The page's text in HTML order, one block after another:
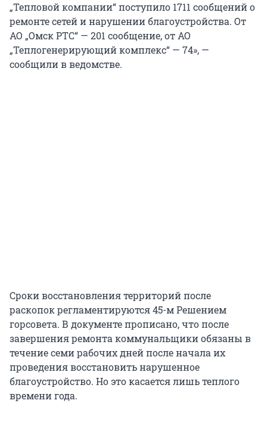
„Тепловой компании“ поступило 1711 сообщений о
ремонте сетей и нарушении благоустройства. От
АО „Омск РТС“ — 201 сообщение, от АО
„Теплогенерирующий комплекс“ — 74», —
сообщили в ведомстве.
Сроки восстановления территорий после
раскопок регламентируются 45-м Решением
горсовета. В документе прописано, что после
завершения ремонта коммунальщики обязаны в
течение семи рабочих дней после начала их
проведения восстановить нарушенное
благоустройство. Но это касается лишь теплого
времени года.